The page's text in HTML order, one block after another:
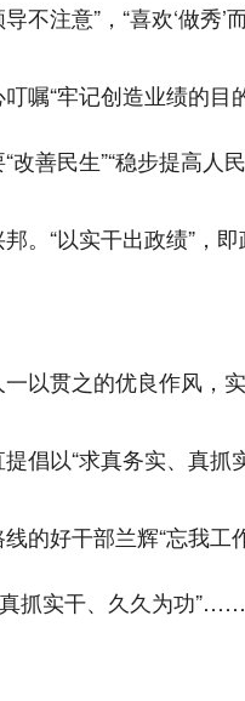
不注意”，“喜欢‘做秀’
嘱“牢记创造业绩的
善民生”“稳步提高人民
。“以实干出政绩”，
以贯之的优良作风，
倡以“求真务实、真抓
的好干部兰辉“忘我工
抓实干、久久为功